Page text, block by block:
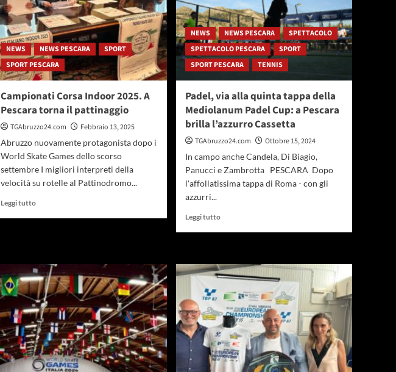
NEWS NEWS PESCARA
SPORT
SPORT PESCARA
Campionati Corsa Indoor 2025. A
Pescara torna il pattinaggio
TGAbruzzo24.com
Febbraio 13, 2025
Abruzzo nuovamente protagonista dopo i
World Skate Games dello scorso
settembre I migliori interpreti della
velocità su rotelle al Pattinodromo...
Leggi tuttoLeggi
Indoor
2025.
A
Pescara
torna
il
pattinaggio
NEWS NEWS PESCARA
SPETTACOLO
SPETTACOLO PESCARA
SPORT
SPORT PESCARA
TENNIS
Padel, via alla quinta tappa della
Mediolanum Padel Cup: a Pescara
brilla l’azzurro Cassetta
TGAbruzzo24.com
Ottobre 15, 2024
In campo anche Candela, Di Biagio,
Panucci e Zambrotta PESCARA Dopo
l'affollatissima tappa di Roma - con gli
azzurri...
Leggi tuttoLeggi
via
quinta
tappa
della
Mediolanum
Padel
Cup: